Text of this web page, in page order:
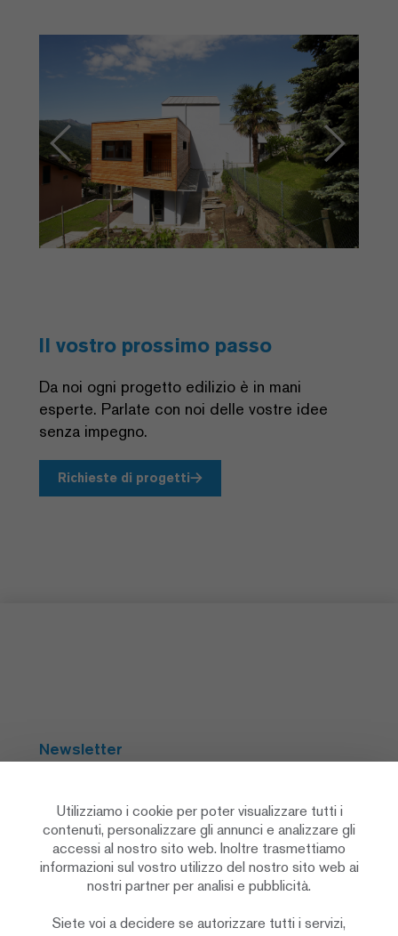
Previous Next
Il vostro prossimo passo
Da noi ogni progetto edilizio è in mani
esperte. Parlate con noi delle vostre idee
senza impegno.
Richieste di progetti
Newsletter
Social Media
Utilizziamo i cookie per poter visualizzare tutti i
contenuti, personalizzare gli annunci e analizzare gli
accessi al nostro sito web. Inoltre trasmettiamo
informazioni sul vostro utilizzo del nostro sito web ai
nostri partner per analisi e pubblicità.
Siete voi a decidere se autorizzare tutti i servizi,